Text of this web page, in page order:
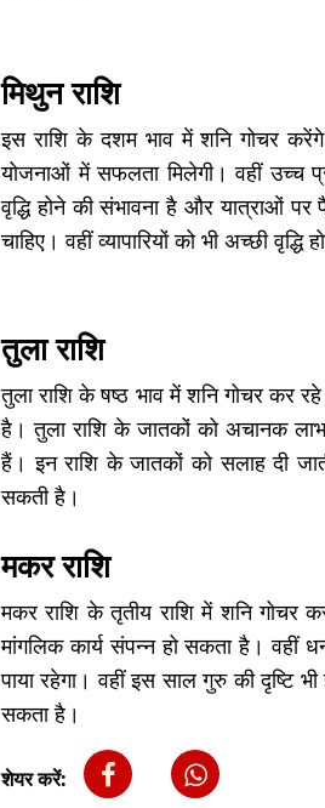
मिथुन राशि
इस राशि के दशम भाव में शनि गोचर
योजनाओं में सफलता मिलेगी। वहीं उच्च
वृद्धि होने की संभावना है और यात्राओं
चाहिए। वहीं व्यापारियों को भी अच्छी वृद्धि
तुला राशि
तुला राशि के षष्ठ भाव में शनि गोचर कर
है। तुला राशि के जातकों को अचानक
हैं। इन राशि के जातकों को सलाह दी
सकती है।
मकर राशि
मकर राशि के तृतीय राशि में शनि गोचर
मांगलिक कार्य संपन्न हो सकता है। वहीं
पाया रहेगा। वहीं इस साल गुरु की दृष्टि
सकता है।
शेयर करें: